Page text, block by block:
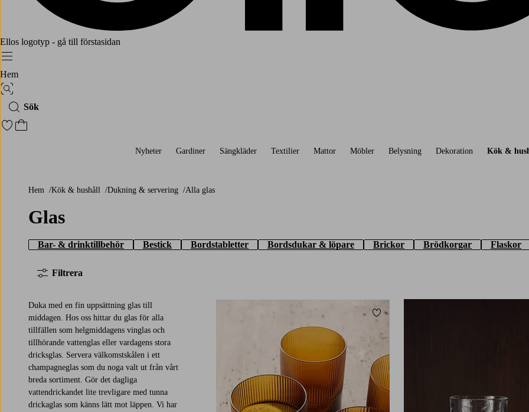
Ellos logotyp - gå till förstasidan
Meny
Hem
Bildsök
Sök
Gå till favoritmarkerade produkter
Gå till kundvagnen
Nyheter Gardiner Sängkläder Textilier Mattor Möbler Belysning Dekoration Kök &
Hem Kök & hushåll Dukning & servering Alla glas
Glas
Bar- & drinktillbehör Bestick Bordstabletter Bordsdukar & löpare Brickor Brödkorgar Flaskor
Filtrera
Duka med en fin uppsättning glas till
middagen. Hos oss hittar du glas för alla
tillfällen som helgmiddagens vinglas och
tillhörande vattenglas eller vardagens stora
dricksglas. Servera välkomstskålen i ett
champagneglas som du noga valt ut från vårt
breda sortiment. Gör det dagliga
vattendrickandet lite trevligare med tunna
drickaglas som känns lätt mot läppen. Vi har
Lägg till i favoriter